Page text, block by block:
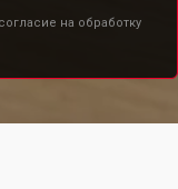
на обработку